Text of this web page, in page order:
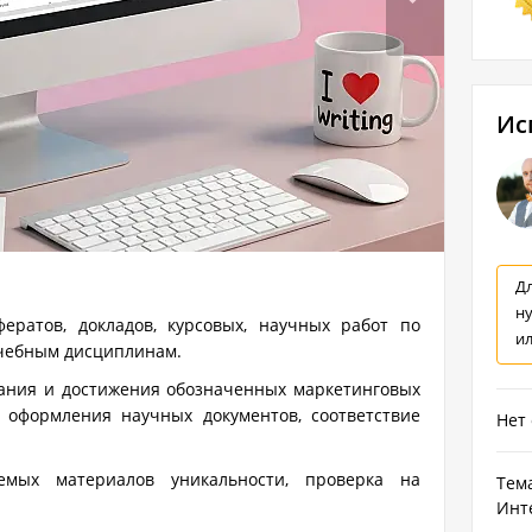
докладов, курсовых, научных работ по
дисциплинам.
и достижения обозначенных маркетинговых
научных документов, соответствие
материалов уникальности, проверка на
Нет